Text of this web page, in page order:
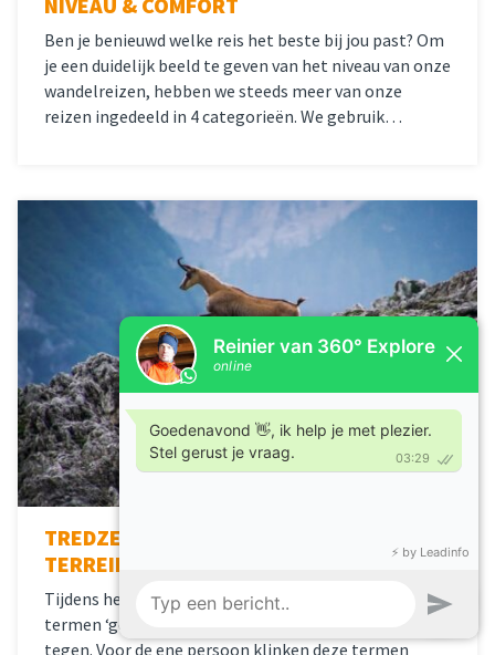
Ben je benieuwd welke reis het beste bij jou past? Om
je een duidelijk beeld te geven van het niveau van onze
wandelreizen, hebben we steeds meer van onze
reizen ingedeeld in 4 categorieën. We gebruik…
TREDZEKERHEID & GEËXPONEERD
TERREIN
Tijdens het boeken van een wandelreis kom je vaak de
termen ‘geëxponeerd terrein’ en ‘tredzekerheid’
tegen. Voor de ene persoon klinken deze termen